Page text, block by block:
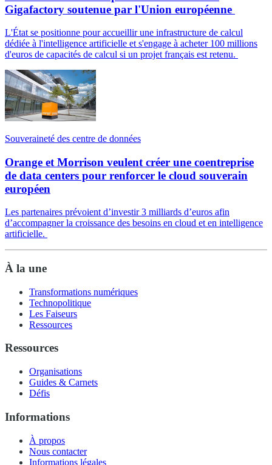
Gigafactory soutenue par l'Union européenne
L'État se positionne pour accueillir une infrastructure de calcul
dédiée à l'intelligence artificielle et s'engage à acheter 100 millions
d'euros de capacités de calcul si un projet français est retenu.
Souveraineté des centre de données
Orange et Morrison veulent créer une coentreprise
de data centers pour renforcer le cloud souverain
européen
Les partenaires prévoient d’investir 3 milliards d’euros afin
d’accompagner la croissance des besoins en cloud et en intelligence
artificielle.
À la une
Transformations numériques
Technopolitique
Les Faiseurs
Ressources
Ressources
Organisations
Guides & Carnets
Défis
Informations
À propos
Nous contacter
Informations légales